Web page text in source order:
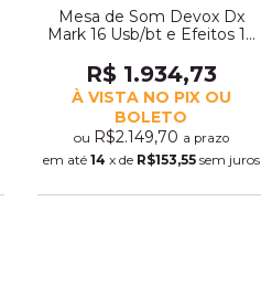
Mesa de Som Devox Dx
Mark 16 Usb/bt e Efeitos 16
R$ 1.934,73
À VISTA NO PIX OU
BOLETO
ou R$2.149,70 a prazo
em até 14 x de R$153,55 sem juros